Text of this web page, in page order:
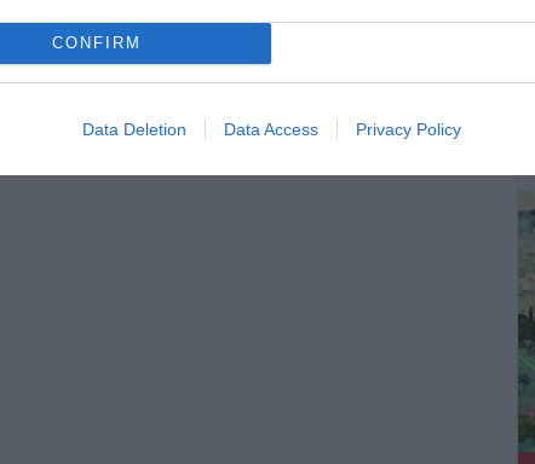
CONFIRM
Data Deletion Data Access Privacy Policy